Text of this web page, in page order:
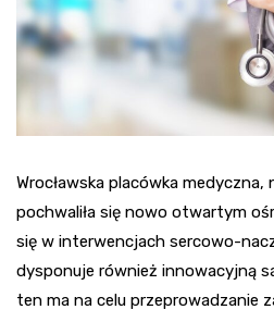
Wrocławska placówka medyczna,
pochwaliła się nowo otwartym
się w interwencjach sercowo-
dysponuje również innowacyjną
ten ma na celu przeprowadzanie